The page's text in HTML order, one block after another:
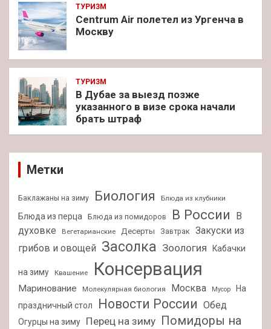
ТУРИЗМ
Centrum Air полетел из Ургенча в
Москву
ТУРИЗМ
В Дубае за выезд позже
указанного в визе срока начали
брать штраф
Метки
Баклажаны на зиму Биология Блюда из клубники
Блюда из перца Блюда из помидоров В России
В
духовке
Вегетарианские Десерты Завтрак
Закуски из
грибов и овощей Засолка Зоология Кабачки
на зиму Квашение Консервация
Маринование Молекулярная биология Москва Мусор
На
праздничный стол
Новости России Обед
Огурцы на зиму Перец на зиму Помидоры на